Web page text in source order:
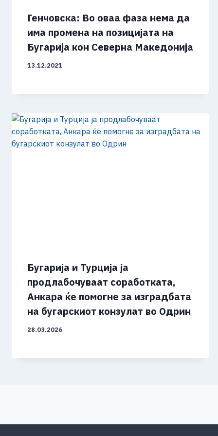
Генчовска: Во оваа фаза нема да
има промена на позицијата на
Бугарија кон Северна Македонија
13.12.2021
Бугарија и Турција ја
продлабочуваат соработката,
Анкара ќе помогне за изградбата
на бугарскиот конзулат во Одрин
28.03.2026